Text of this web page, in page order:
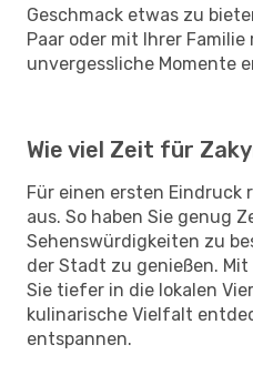
Geschmack etwas zu
Paar oder mit Ihrer
unvergessliche Momente
Wie viel Zeit für
Für einen ersten Eindruck
aus. So haben Sie genug
Sehenswürdigkeiten zu
der Stadt zu genießen.
Sie tiefer in die lokalen
kulinarische Vielfalt
entspannen.